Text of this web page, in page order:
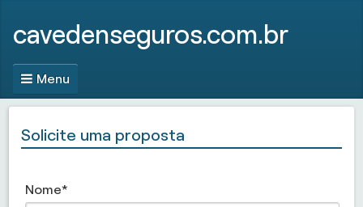
cavedenseguros.com.br
Menu
Solicite uma proposta
Nome